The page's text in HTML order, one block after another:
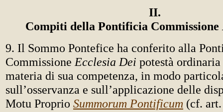
II.
Compiti della Pontificia Commissione
9. Il Sommo Pontefice ha conferito alla
Commissione Ecclesia Dei potestà
materia di sua competenza, in modo
sull’osservanza e sull’applicazione delle
Motu Proprio Summorum Pontificum (cf.